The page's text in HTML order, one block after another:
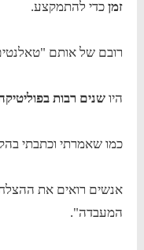
זמן כדי להתמקצע.
רובם של אותם "טאלנטים"
היושנים רבות
כמו שאמרתי וכתבתי
אנשים רואים את
המעבדה".